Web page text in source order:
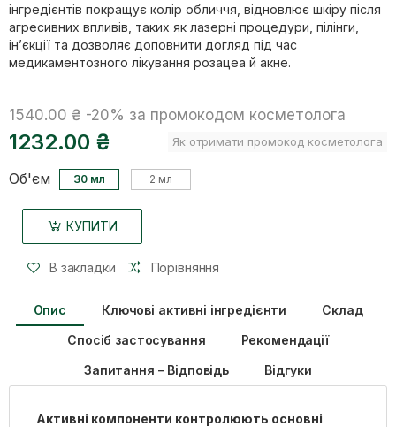
інгредієнтів покращує колір обличчя, відновлює шкіру після
агресивних впливів, таких як лазерні процедури, пілінги,
ін’єкції та дозволяє доповнити догляд під час
медикаментозного лікування розацеа й акне.
1540.00 ₴ -20% за промокодом косметолога
1232.00 ₴ Як отримати промокод косметолога
Об'єм 30 мл 2 мл
КУПИТИ
В закладки Порівняння
Опис Ключові активні інгредієнти
Склад
Спосіб застосування
Рекомендації
Запитання – Відповідь
Відгуки
Активні компоненти контролюють основні